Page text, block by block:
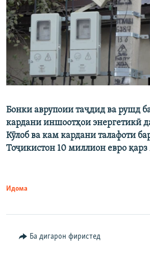
Бонки аврупоии таҷдид ва рушд
кардани иншоотҳои энергетикӣ
Кӯлоб ва кам кардани талафоти
Тоҷикистон 10 миллион евро
Идома
Ба дигарон фиристед